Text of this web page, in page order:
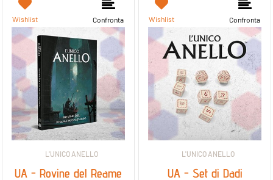
Wishlist Confronta
L'UNICO ANELLO
UA - Rovine del Reame
Wishlist Confronta
L'UNICO ANELLO
UA - Set di Dadi